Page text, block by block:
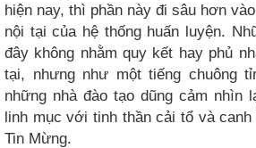
hiện nay, thì phần này đi sâu hơn
nội tại của hệ thống huấn luyện.
đây không nhằm quy kết hay phủ
tại, nhưng như một tiếng chuông
những nhà đào tạo dũng cảm nhìn
linh mục với tinh thần cải tổ và
Tin Mừng.